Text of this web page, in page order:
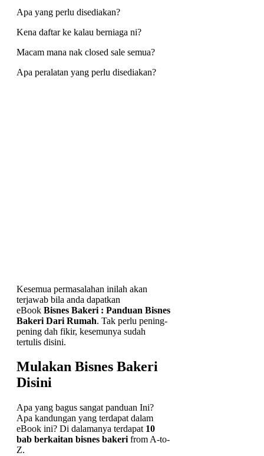
Apa yang perlu disediakan?
Kena daftar ke kalau berniaga ni?
Macam mana nak closed sale semua?
Apa peralatan yang perlu disediakan?
Kesemua permasalahan inilah akan
terjawab bila anda dapatkan
eBook Bisnes Bakeri : Panduan Bisnes
Bakeri Dari Rumah. Tak perlu pening-
pening dah fikir, kesemunya sudah
tertulis disini.
Mulakan Bisnes Bakeri
Disini
Apa yang bagus sangat panduan Ini?
Apa kandungan yang terdapat dalam
eBook ini? Di dalamanya terdapat 10
bab berkaitan bisnes bakeri from A-to-
Z.